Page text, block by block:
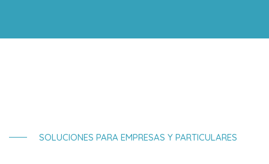
SOLUCIONES PARA EMPRESAS Y PARTICULARES